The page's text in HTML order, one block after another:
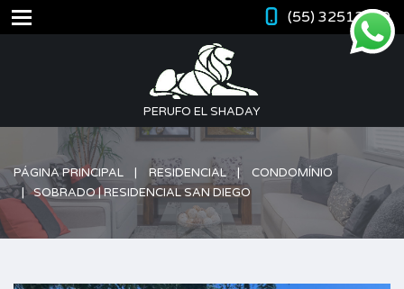
(55) 32512420
PERUFO EL SHADAY
PÁGINA PRINCIPAL RESIDENCIAL
CONDOMÍNIO
SOBRADO | RESIDENCIAL SAN DIEGO